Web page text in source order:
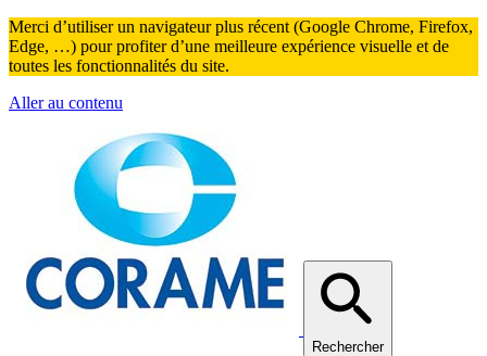
Merci d’utiliser un navigateur plus récent (Google Chrome, Firefox,
Edge, …) pour profiter d’une meilleure expérience visuelle et de
toutes les fonctionnalités du site.
Aller au contenu
Rechercher